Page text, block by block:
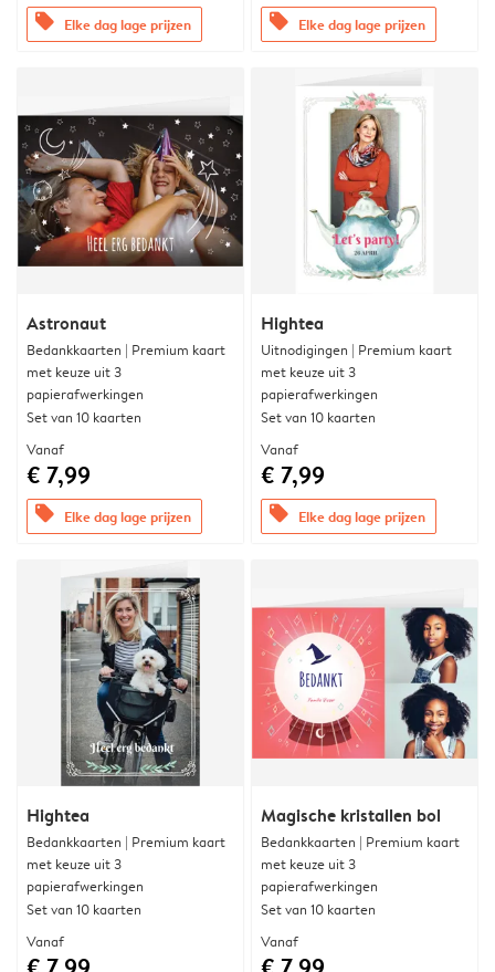
offers Elke dag lage prijzen offers Elke dag lage prijzen
Astronaut
Bedankkaarten | Premium kaart
met keuze uit 3
papierafwerkingen
Set van 10 kaarten
Vanaf
€ 7,99
offers Elke dag lage prijzen
Hightea
Uitnodigingen | Premium kaart
met keuze uit 3
papierafwerkingen
Set van 10 kaarten
Vanaf
€ 7,99
offers Elke dag lage prijzen
Hightea
Bedankkaarten | Premium kaart
met keuze uit 3
papierafwerkingen
Set van 10 kaarten
Vanaf
Magische kristallen bol
Bedankkaarten | Premium kaart
met keuze uit 3
papierafwerkingen
Set van 10 kaarten
Vanaf